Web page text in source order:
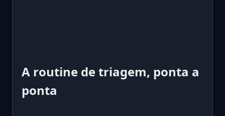
A routine de triagem, ponta a
ponta